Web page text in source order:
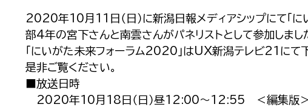
2020年10月11日（日）に新潟日報メディアシップにて「
部4年の宮下さんと南雲さんがパネリストとして参加しまし
「にいがた未来フォーラム2020」はUX新潟テレビ21にて
是非ご覧ください。
■放送日時
2020年10月18日（日）昼12:00～12:55 ＜編集版＞